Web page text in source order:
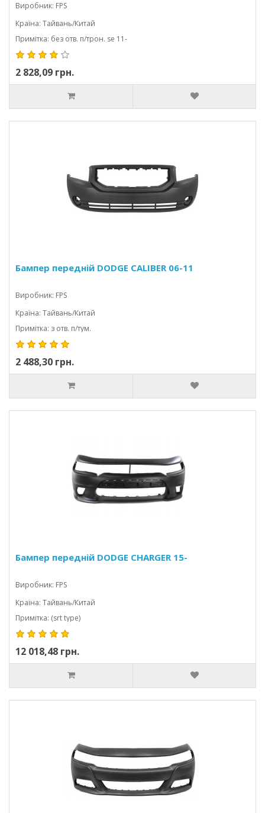
Виробник: FPS
Країна: Тайвань/Китай
Примітка: без отв. п/трон. se 11-
2 828,09 грн.
Бампер передній DODGE CALIBER 06-11
Виробник: FPS
Країна: Тайвань/Китай
Примітка: з отв. п/тум.
2 488,30 грн.
Бампер передній DODGE CHARGER 15-
Виробник: FPS
Країна: Тайвань/Китай
Примітка: (srt type)
12 018,48 грн.